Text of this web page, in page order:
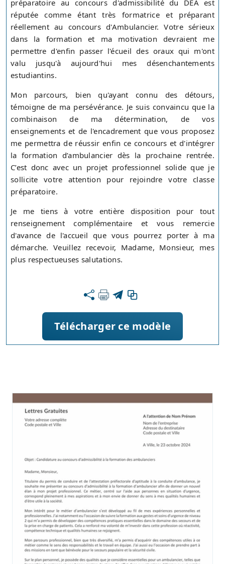
préparatoire au concours d'admissibilité du DEA est
réputée comme étant très formatrice et préparant
réellement au concours d'Ambulancier. Votre sérieux
dans la formation et ma motivation devraient me
permettre d'enfin passer l'écueil des oraux qui m'ont
valu jusqu'à aujourd'hui mes désenchantements
estudiantins.
Mon parcours, bien qu'ayant connu des détours,
témoigne de ma persévérance. Je suis convaincu que la
combinaison de ma détermination, de vos
enseignements et de l'encadrement que vous proposez
me permettra de réussir enfin ce concours et d'intégrer
la formation d’ambulancier dès la prochaine rentrée.
C’est donc avec un projet professionnel solide que je
sollicite votre attention pour rejoindre votre classe
préparatoire.
Je me tiens à votre entière disposition pour tout
renseignement complémentaire et vous remercie
d'avance de l'accueil que vous pourrez porter à ma
démarche. Veuillez recevoir, Madame, Monsieur, mes
plus respectueuses salutations.
Télécharger ce modèle